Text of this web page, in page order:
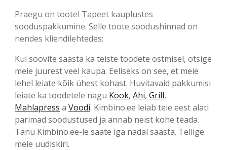
Praegu on tootel Tapeet kauplustes
sooduspakkumine. Selle toote soodushinnad on
nendes kliendilehtedes:
Kui soovite säästa ka teiste toodete ostmisel, otsige
meie juurest veel kaupa. Eeliseks on see, et meie
lehel leiate kõik ühest kohast. Huvitavaid pakkumisi
leiate ka toodetele nagu Kook, Ahi, Grill,
Mahlapress a Voodi. Kimbino.ee leiab teie eest alati
parimad soodustused ja annab neist kohe teada.
Tänu Kimbino.ee-le saate iga nädal säästa. Tellige
meie uudiskiri.